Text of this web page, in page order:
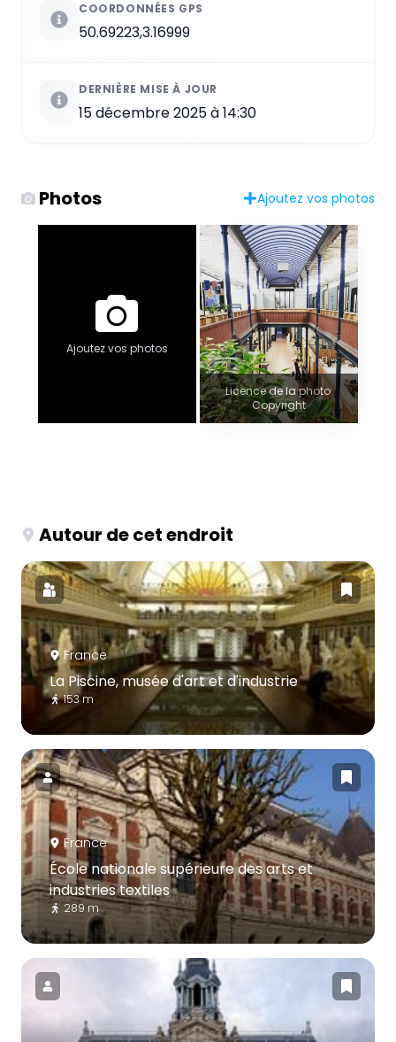
COORDONNÉES GPS
50.69223,3.16999
DERNIÈRE MISE À JOUR
15 décembre 2025 à 14:30
Photos Ajoutez vos photos
Ajoutez vos photos
Licence de la photo:
Copyright
Autour de cet endroit
France
La Piscine, musée d'art et d'industrie
153 m
France
École nationale supérieure des arts et
industries textiles
289 m